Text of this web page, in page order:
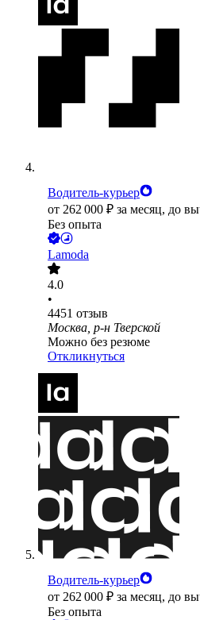
Водитель-курьер
от 262 000 ₽ за месяц, до
Без опыта
Lamoda
4.0
•
4451 отзыв
Москва, р-н Тверской
Можно без резюме
Откликнуться
Водитель-курьер
от 262 000 ₽ за месяц, до
Без опыта